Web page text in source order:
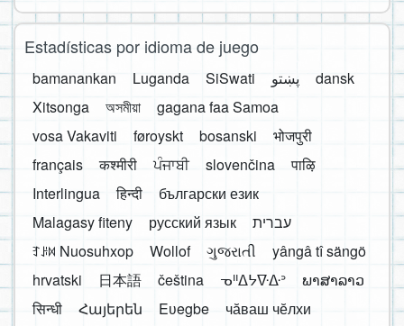
Estadísticas por idioma de juego
bamanankan Luganda SiSwati پښتو
dansk
Xitsonga
অসমীয়া
gagana faa Samoa
vosa Vakaviti
føroyskt bosanski
भोजपुरी
français
कश्मीरी ਪੰਜਾਬੀ slovenčina
पाऴि
Interlingua
हिन्दी
български език
Malagasy fiteny
русский язык
עברית
ꆈꌠ꒿ Nuosuhxop
Wollof ગુજરાતી
yângâ tî sängö
hrvatski
日本語 čeština ᓀᐦᐃᔭᐍᐏᐣ
ພາສາລາວ
सिन्धी
Հայերեն Eʋegbe
чӑваш чӗлхи